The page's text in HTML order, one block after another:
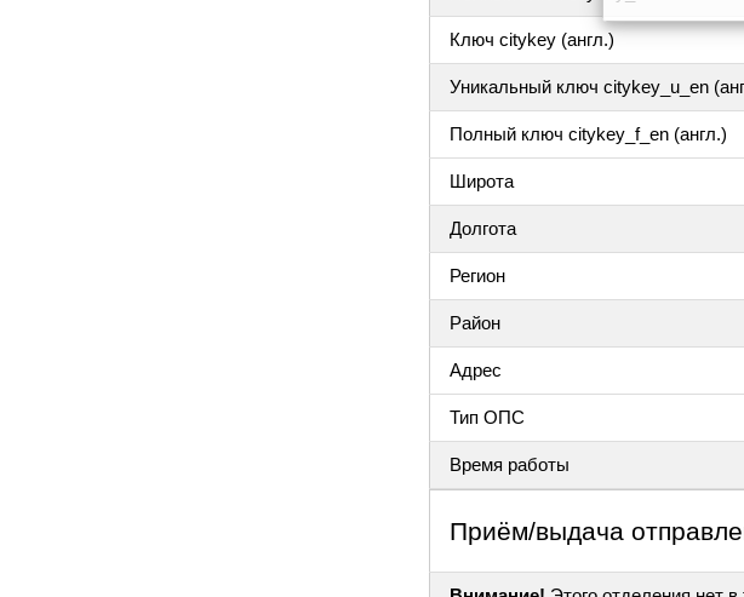
Ключ citykey (англ.)
Уникальный ключ citykey_u_en
Полный ключ citykey_f_en (англ.)
Широта
Долгота
Регион
Район
Адрес
Тип ОПС
Время работы
Приём/выдача